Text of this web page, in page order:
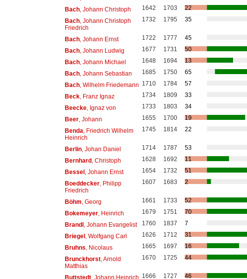
Bach, Johann Christoph 1642 1703
22
Bach, Johann Christoph
Friedrich
1732 1795 35
Bach, Johann Ernst 1722 1777
45
Bach, Johann Ludwig 1677 1731
50
Bach, Johann Michael 1648 1694
13
Bach, Johann Sebastian 1685 1750
65
Bach, Wilhelm Friedemann 1710 1784
57
Beck, Franz Ignaz 1734 1809
33
Beecke, Ignaz von 1733 1803
34
Beer, Johann 1655 1700
19
Benda , Friedrich Wilhelm
Heinrich
1745 1814 22
Berlin, Johan Daniel 1714 1787
53
Bernhard, Christoph 1628 1692
11
Bessel, Johann Ernst 1654 1732
51
Boeddecker, Philipp
Friedrich
1607 1683 2
Böhm , Georg 1661 1733
52
Bokemeyer, Heinrich 1679 1751
70
Brandl, Johann Evangelist 1760 1837
7
Briegel, Wolfgang Carl 1626 1712
31
Bruhns , Nicolaus 1665 1697
16
Brunckhorst, Arnold
Matthias
1670 1725 44
Buttstedt, Johann Heinrich 1666 1727
46